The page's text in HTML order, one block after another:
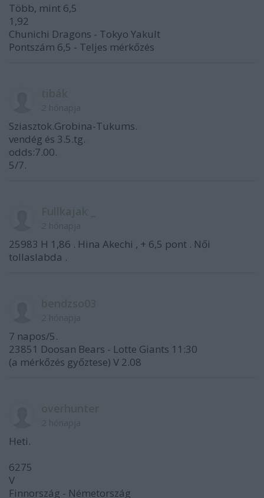
Több, mint 6,5
1,92
Chunichi Dragons - Tokyo Yakult
Pontszám 6,5 - Teljes mérkőzés
Sziasztok.Grobina-Tukums.
vendég és 3.5.tg.
odds:7.00.
5/7.
25983 H 1,86 . Hina Akechi , + 6,5 pont . Női
tollaslabda .
7 napos/5.
23851 Doosan Bears - Lotte Giants 11:30
(a mérkőzés győztese) V 2.08
Heti.
6275
V
Finnország - Németország